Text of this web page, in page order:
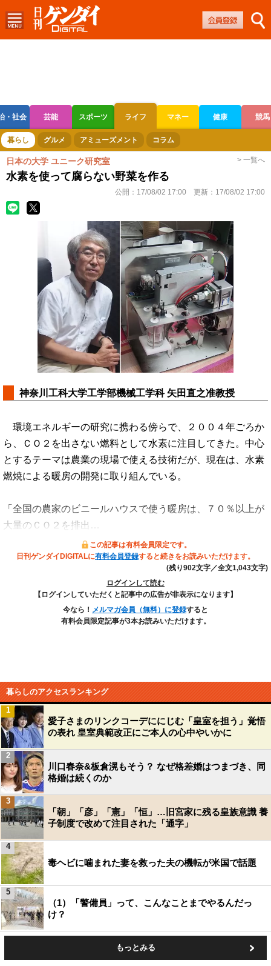
・社会 芸能 スポーツ ライフ マネー 健康 競馬
ボートレース 競輪 オートレース
暮らし グルメ アミューズメント コラム
日本の大学 ユニーク研究室 > 一覧へ
水素を使って腐らない野菜を作る
公開： 17/08/02 17:00 更新： 17/08/02 17:00
神奈川工科大学工学部機械工学科 矢田直之准教授
環境エネルギーの研究に携わる傍らで、２００４年ごろか
ら、ＣＯ２を出さない燃料として水素に注目してきた。中心
とするテーマは農業の現場で使える技術だが、現在は、水素
燃焼による暖房の開発に取り組んでいる。
「全国の農家のビニールハウスで使う暖房は、７０％以上が
大量のＣＯ２を排出…
この記事は有料会員限定です。
日刊ゲンダイDIGITALに有料会員登録すると続きをお読みいただけます。
(残り902文字／全文1,043文字)
ログインして読む
【ログインしていただくと記事中の広告が非表示になります】
今なら！ メルマガ会員（無料）に登録すると
有料会員限定記事が3本お読みいただけます。
暮らしのアクセスランキング
愛子さまのリンクコーデににじむ「皇室を担う」覚悟
の表れ 皇室典範改正にご本人の心中やいかに
1
川口春奈&板倉滉もそう？ なぜ格差婚はつまづき、同
格婚は続くのか
2
「朝」「彦」「憲」「恒」…旧宮家に残る皇族意識 養
子制度で改めて注目された「通字」
3
毒ヘビに噛まれた妻を救った夫の機転が米国で話題
4
（1）「警備員」って、こんなことまでやるんだっ
け？
5
もっとみる